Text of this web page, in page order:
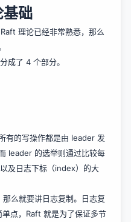
础
理论已经非常熟悉，那么
成了 4 个部分。
有的写操作都是由 leader 发
leader 的选举则通过比较每
及日志下标（index）的大
么就要讲日志复制。日志复
点，Raft 就是为了保证多节